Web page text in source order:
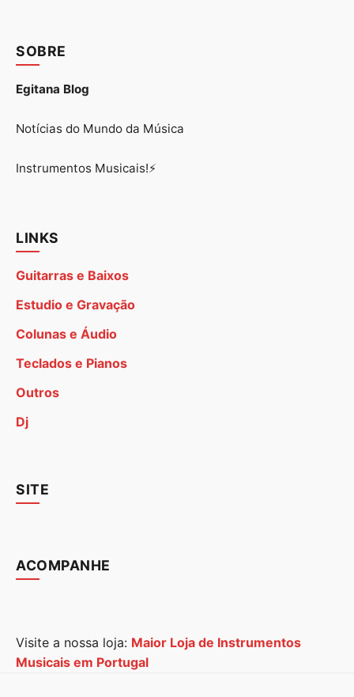
SOBRE
Egitana Blog
Notícias do Mundo da Música
Instrumentos Musicais!⚡
LINKS
Guitarras e Baixos
Estudio e Gravação
Colunas e Áudio
Teclados e Pianos
Outros
Dj
SITE
ACOMPANHE
Visite a nossa loja: Maior Loja de Instrumentos
Musicais em Portugal